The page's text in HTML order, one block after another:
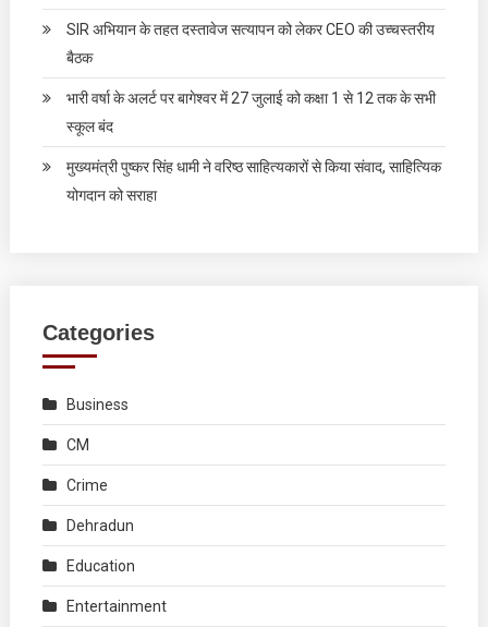
SIR अभियान के तहत दस्तावेज सत्यापन को लेकर CEO की उच्चस्तरीय
बैठक
भारी वर्षा के अलर्ट पर बागेश्वर में 27 जुलाई को कक्षा 1 से 12 तक के सभी
स्कूल बंद
मुख्यमंत्री पुष्कर सिंह धामी ने वरिष्ठ साहित्यकारों से किया संवाद, साहित्यिक
योगदान को सराहा
Categories
Business
CM
Crime
Dehradun
Education
Entertainment